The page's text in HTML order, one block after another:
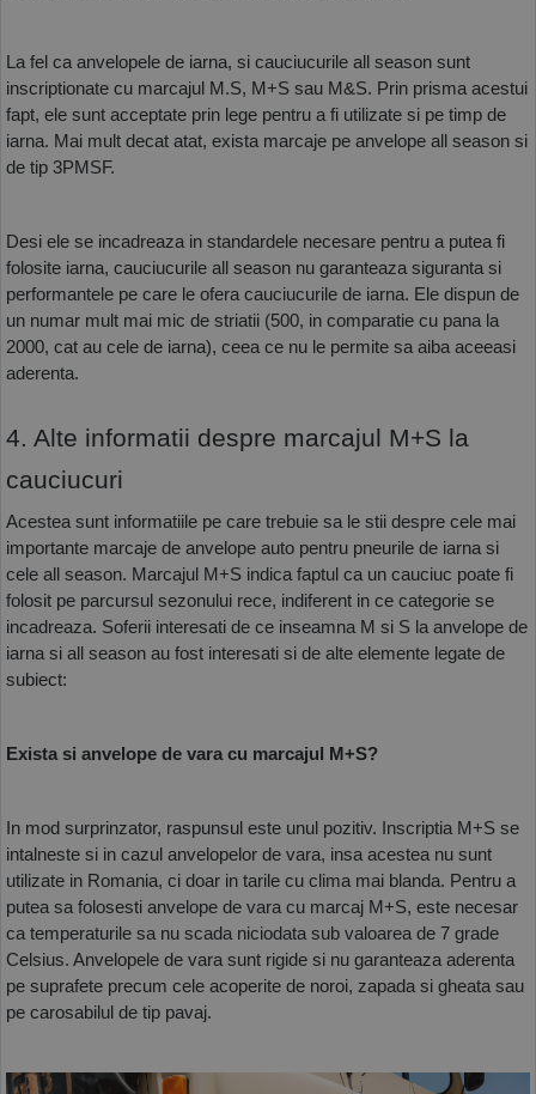
La fel ca anvelopele de iarna, si cauciucurile all season sunt
inscriptionate cu marcajul M.S, M+S sau M&S. Prin prisma acestui
fapt, ele sunt acceptate prin lege pentru a fi utilizate si pe timp de
iarna. Mai mult decat atat, exista marcaje pe anvelope all season si
de tip 3PMSF.
Desi ele se incadreaza in standardele necesare pentru a putea fi
folosite iarna, cauciucurile all season nu garanteaza siguranta si
performantele pe care le ofera cauciucurile de iarna. Ele dispun de
un numar mult mai mic de striatii (500, in comparatie cu pana la
2000, cat au cele de iarna), ceea ce nu le permite sa aiba aceeasi
aderenta.
4. Alte informatii despre marcajul M+S la
cauciucuri
Acestea sunt informatiile pe care trebuie sa le stii despre cele mai
importante marcaje de anvelope auto pentru pneurile de iarna si
cele all season. Marcajul M+S indica faptul ca un cauciuc poate fi
folosit pe parcursul sezonului rece, indiferent in ce categorie se
incadreaza. Soferii interesati de ce inseamna M si S la anvelope de
iarna si all season au fost interesati si de alte elemente legate de
subiect:
Exista si anvelope de vara cu marcajul M+S?
In mod surprinzator, raspunsul este unul pozitiv. Inscriptia M+S se
intalneste si in cazul anvelopelor de vara, insa acestea nu sunt
utilizate in Romania, ci doar in tarile cu clima mai blanda. Pentru a
putea sa folosesti anvelope de vara cu marcaj M+S, este necesar
ca temperaturile sa nu scada niciodata sub valoarea de 7 grade
Celsius. Anvelopele de vara sunt rigide si nu garanteaza aderenta
pe suprafete precum cele acoperite de noroi, zapada si gheata sau
pe carosabilul de tip pavaj.